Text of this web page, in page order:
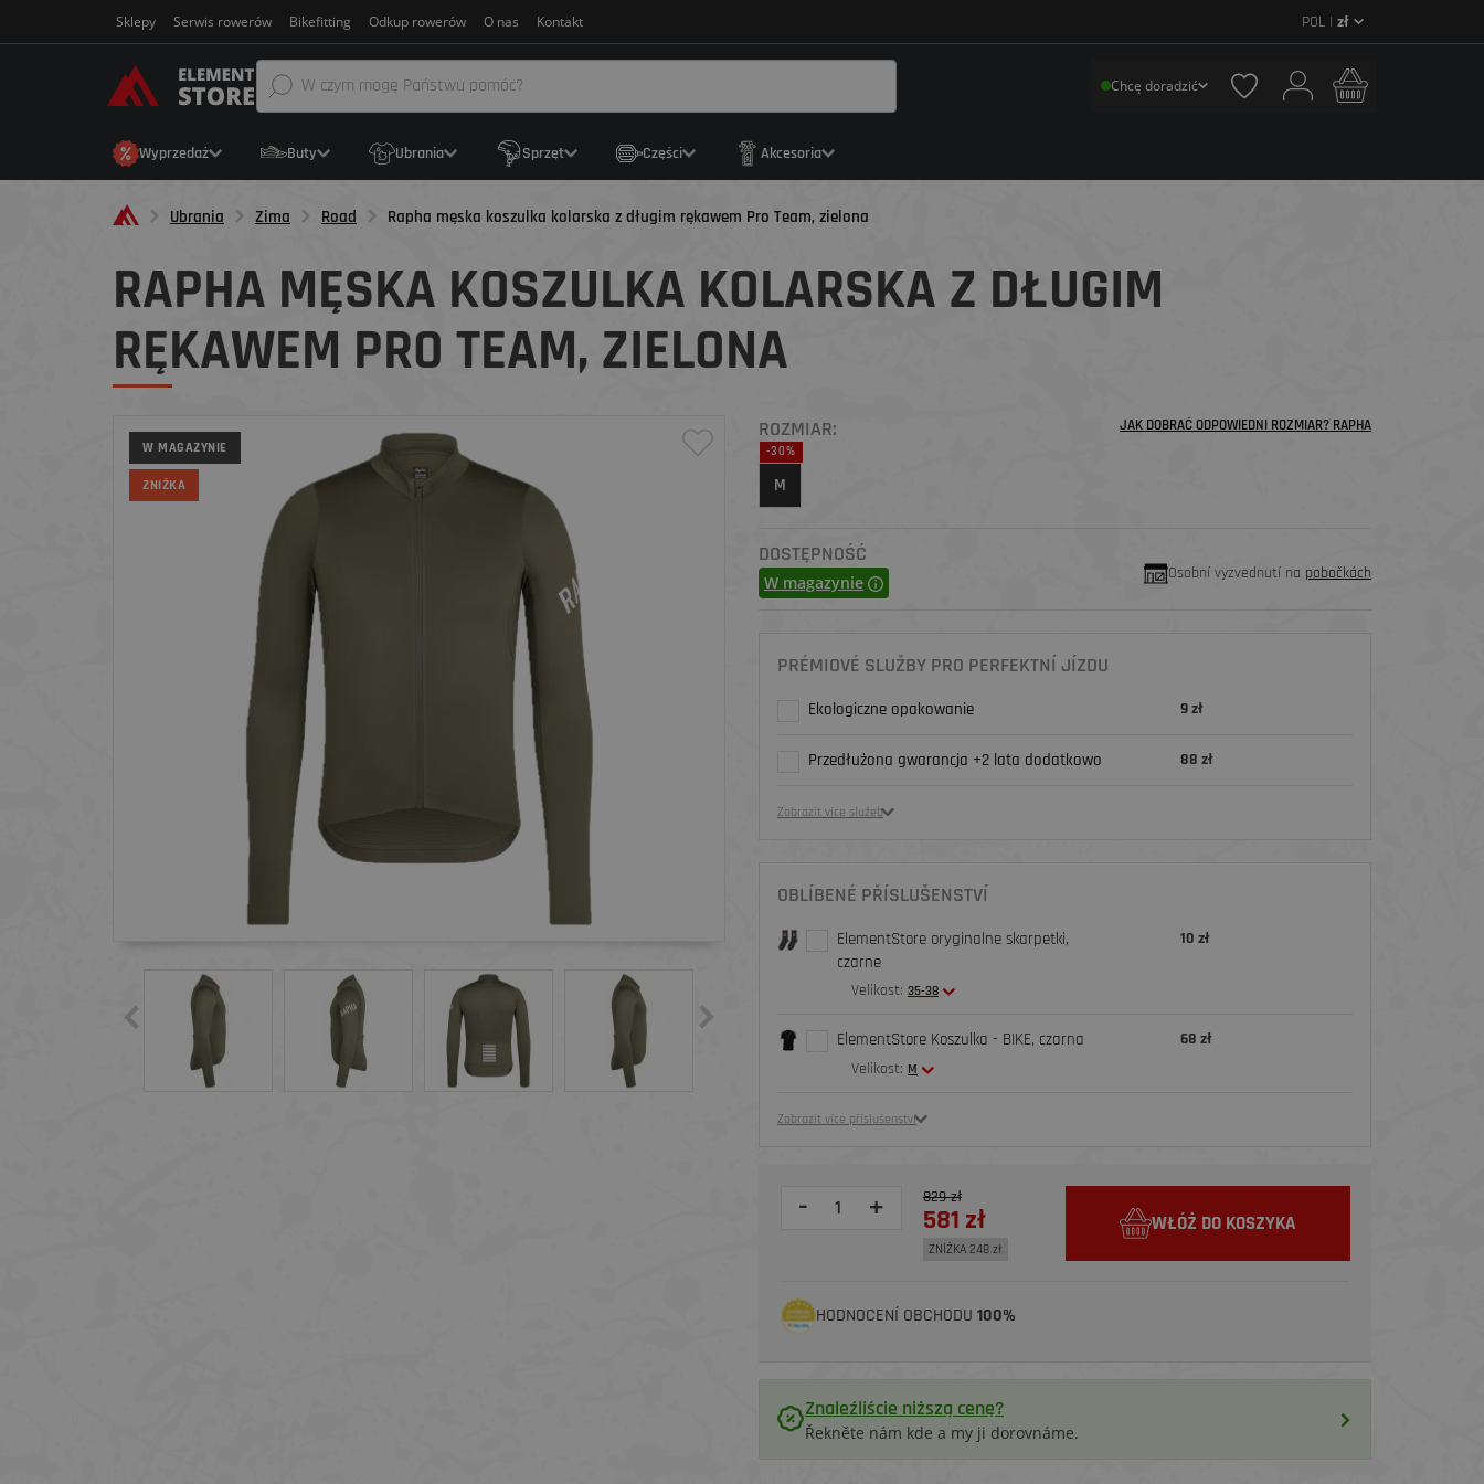
Sklepy Serwis rowerów Bikefitting Odkup rowerów O nas Kontakt POL | zł
Chcę doradzić
Wyprzedaż Buty Ubrania Sprzęt Części Akcesoria
Ubrania Zima Road Rapha męska koszulka kolarska z długim rękawem Pro Team, zielona
RAPHA MĘSKA KOSZULKA KOLARSKA Z DŁUGIM
RĘKAWEM PRO TEAM, ZIELONA
W MAGAZYNIE
ZNIŻKA
ROZMIAR: JAK DOBRAĆ ODPOWIEDNI ROZMIAR? RAPHA
-30%
M
DOSTĘPNOŚĆ
W magazynie Osobní vyzvednutí na pobočkách
PRÉMIOVÉ SLUŽBY PRO PERFEKTNÍ JÍZDU
Ekologiczne opakowanie 9 zł
Przedłużona gwarancja +2 lata dodatkowo 88 zł
Zobrazit více služeb
OBLÍBENÉ PŘÍSLUŠENSTVÍ
ElementStore oryginalne skarpetki,
czarne
Velikost: 35-38
10 zł
ElementStore Koszulka - BIKE, czarna
Velikost: M
68 zł
Zobrazit více příslušenství
- + 829 zł
581 zł
ZNİŻKA 248 zł
WŁÓŻ DO KOSZYKA
HODNOCENÍ OBCHODU 100%
Znaleźliście niższą cenę?
Řekněte nám kde a my ji dorovnáme.